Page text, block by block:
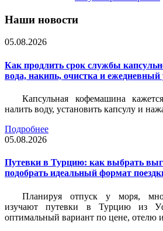
Наши новости
05.08.2026
Как продлить срок службы
вода, накипь, очистка и ежедневный
Капсульная кофемашина
налить воду, установить капсулу и
Подробнее
05.08.2026
Путевки в Турцию: как выбрать
подобрать идеальный формат
Планируя отпуск у моря,
изучают путевки в Турцию из
оптимальный вариант по цене, отелю